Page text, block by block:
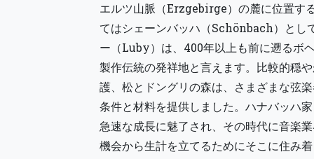
エルツ山脈（Erzgebirge）の麓に位置す
てはシェーンバッハ（Schönbach）とし
ー（Luby）は、400年以上も前に遡るボ
製作伝統の発祥地と言えます。比較的穏
護、松とドングリの森は、さまざまな弦
条件と材料を提供しました。ハナバッハ
急速な成長に魅了され、その時代に音楽
機会から生計を立てるためにそこに住み